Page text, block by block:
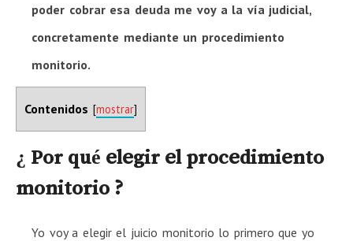
poder cobrar esa deuda me voy a la vía judicial,
concretamente mediante un procedimiento
monitorio.
Contenidos [mostrar]
¿ Por qué elegir el procedimiento
monitorio ?
Yo voy a elegir el juicio monitorio lo primero que yo